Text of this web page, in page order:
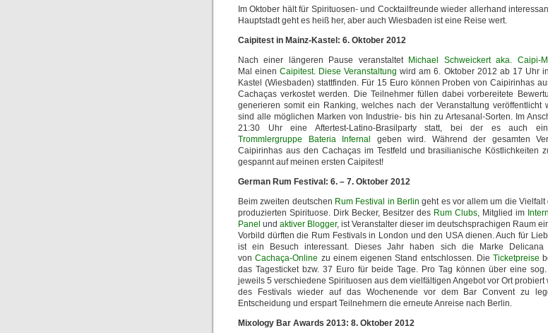
Im Oktober hält für Spirituosen- und Cocktailfreunde wieder allerhand
Hauptstadt geht es heiß her, aber auch Wiesbaden ist eine Reise wert.
Caipitest in Mainz-Kastel: 6. Oktober 2012
Nach einer längeren Pause veranstaltet Michael Schweickert aka. Caipi-
Mal einenCaipitest. Diese Veranstaltung wird am 6. Oktober 2012 ab 17 Uhr
Kastel (Wiesbaden) stattfinden. Für 15 Euro können Proben von Caipirinhas
Cachaças verkostet werden. Die Teilnehmer füllen dabei vorbereitete
generieren somit ein Ranking, welches nach der Veranstaltung veröffentlicht
sind alle möglichen Marken von Industrie- bis hin zu Artesanal-Sorten. Im
21:30 Uhr eine Aftertest-Latino-Brasilparty statt, bei der es auch
Trommlergruppe Bateria Infernal
geben wird. Während der gesamten
Caipirinhas aus den Cachaças im Testfeld und brasilianische Köstlichkeiten
gespannt auf meinen ersten Caipitest!
German Rum Festival: 6. – 7. Oktober 2012
Beim zweiten deutschen Rum Festival in Berlin geht es vor allem um die
produzierten Spirituose. Dirk Becker, Besitzer des Rum Clubs, Mitglied im
Panel und aktiver Blogger, ist Veranstalter dieser im deutschsprachigen Raum
Vorbild dürften die Rum Festivals in London und den USA dienen. Auch für
ist ein Besuch interessant. Dieses Jahr haben sich die Marke Delicana
vonCachaça-Online zu einem eigenen Stand entschlossen. Die Ticketpreise
das Tagesticket bzw. 37 Euro für beide Tage. Pro Tag können über eine sog.
jeweils 5 verschiedene Spirituosen aus dem vielfältigen Angebot vor Ort probiert
des Festivals wieder auf das Wochenende vor dem Bar Convent zu
Entscheidung und erspart Teilnehmern die erneute Anreise nach Berlin.
Mixology Bar Awards 2013: 8. Oktober 2012